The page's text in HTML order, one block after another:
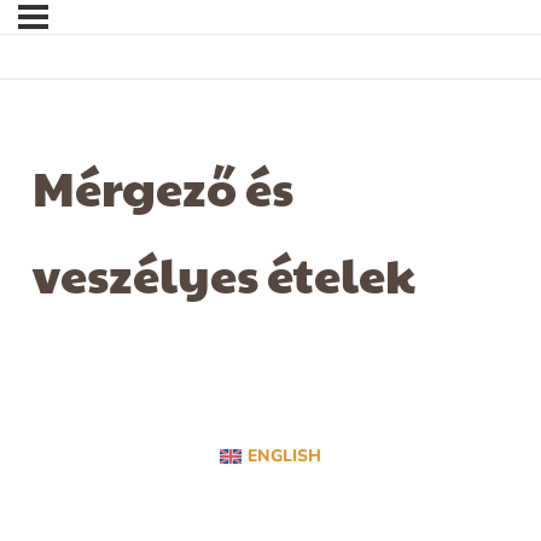
Mérgező és
veszélyes ételek
ENGLISH